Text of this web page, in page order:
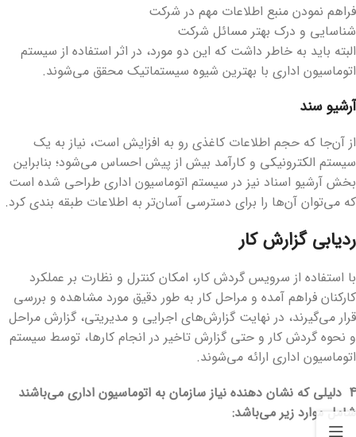
فراهم نمودن منبع اطلاعات مهم در شرکت
شناسایی و درک بهتر مسائل شرکت
البته باید به خاطر داشت که این دو مورد، در اثر استفاده از سیستم
اتوماسیون اداری با بهترین شیوه سیستماتیک محقق می‌شوند.
آرشیو سند
از آن‌جا که حجم اطلاعات کاغذی رو به افزایش است، نیاز به یک
سیستم الکترونیکی و کارآمد بیش از پیش احساس می‌شود؛ بنابراین
بخش آرشیو اسناد نیز در سیستم اتوماسیون اداری طراحی شده است
که می‌توان آن‌ها را برای دسترسی آسان‌تر به اطلاعات طبقه بندی کرد.
ردیابی گزارش کار
با استفاده از سرویس گردش کار، امکان کنترل و نظارت بر عملکرد
کارکنان فراهم آمده و مراحل کار به طور دقیق مورد مشاهده و بررسی
قرار می‌گیرند، در نهایت گزارش‌های اجرایی و مدیریتی، گزارش مراحل
و نحوه گردش کار و حتی گزارش تاخیر در انجام کارها، توسط سیستم
اتوماسیون اداری ارائه می‌شوند.
4 دلیلی که نشان دهنده نیاز سازمان به اتوماسیون اداری می‌باشند
شامل موارد زیر می‌باشد: